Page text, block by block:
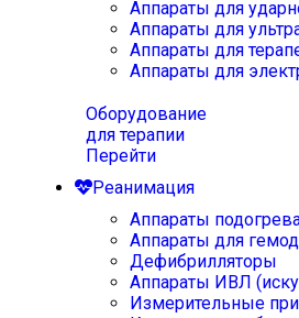
Аппараты для
Аппараты для
Аппараты для
Аппараты для
Оборудование
для терапии
Перейти
Реанимация
Аппараты
Аппараты для
Дефибрилляторы
Аппараты ИВЛ
Измерительные